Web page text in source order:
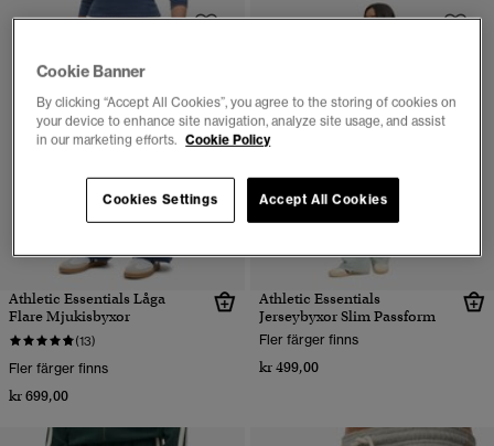
Athletic Essentials Låga
Flare Mjukisbyxor
(13)
Fler färger finns
kr 699,00
Athletic Essentials
Jerseybyxor Slim Passform
Fler färger finns
kr 499,00
Cookie Banner
By clicking “Accept All Cookies”, you agree to the storing of cookies on
your device to enhance site navigation, analyze site usage, and assist
in our marketing efforts. Cookie Policy
Accept All Cookies
Cookies Settings